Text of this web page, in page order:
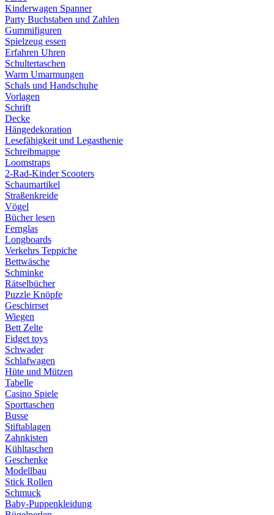
Kinderwagen Spanner
Party Buchstaben und Zahlen
Gummifiguren
Spielzeug essen
Erfahren Uhren
Schultertaschen
Warm Umarmungen
Schals und Handschuhe
Vorlagen
Schrift
Decke
Hängedekoration
Lesefähigkeit und Legasthenie
Schreibmappe
Loomstraps
2-Rad-Kinder Scooters
Schaumartikel
Straßenkreide
Vögel
Bücher lesen
Fernglas
Longboards
Verkehrs Teppiche
Bettwäsche
Schminke
Rätselbücher
Puzzle Knöpfe
Geschirrset
Wiegen
Bett Zelte
Fidget toys
Schwader
Schlafwagen
Hüte und Mützen
Tabelle
Casino Spiele
Sporttaschen
Busse
Stiftablagen
Zahnkisten
Kühltaschen
Geschenke
Modellbau
Stick Rollen
Schmuck
Baby-Puppenkleidung